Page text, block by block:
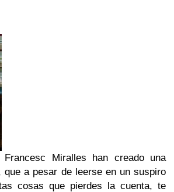
Miralles han creado una
que a pesar de leerse en un suspiro
cosas que pierdes la cuenta, te